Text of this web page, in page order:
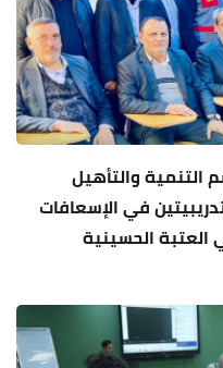
التنمية والتأهيل
في الإسعافات
العتبة الحسينية